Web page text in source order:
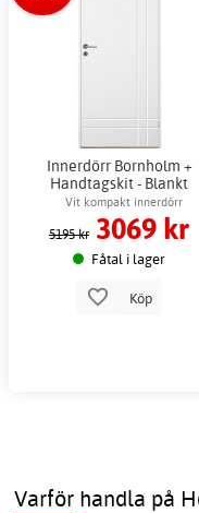
Innerdörr Bornholm +
Handtagskit - Blankt
Vit kompakt innerdörr
5195 kr 3069 kr
Fåtal i lager
Köp
Varför handla på